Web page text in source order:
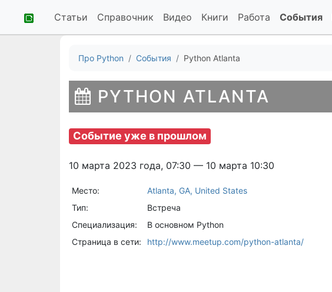
Статьи Справочник Видео Книги Работа События
Про Python События Python Atlanta
PYTHON ATLANTA
Событие уже в прошлом
10 марта 2023 года, 07:30 — 10 марта 10:30
Место:
Atlanta, GA, United States
Тип:
Встреча
Специализация:
В основном Python
Страница в сети:
http://www.meetup.com/python-atlanta/